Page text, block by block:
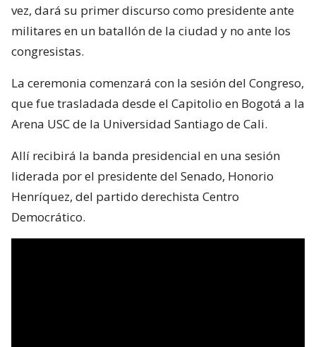
vez, dará su primer discurso como presidente ante
militares en un batallón de la ciudad y no ante los
congresistas.
La ceremonia comenzará con la sesión del Congreso,
que fue trasladada desde el Capitolio en Bogotá a la
Arena USC de la Universidad Santiago de Cali.
Allí recibirá la banda presidencial en una sesión
liderada por el presidente del Senado, Honorio
Henríquez, del partido derechista Centro
Democrático.